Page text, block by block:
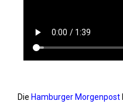
Die Hamburger Morgenpost